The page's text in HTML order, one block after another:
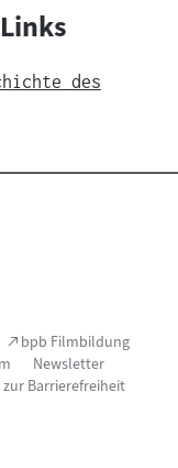
des
(Link
öffnet
im
neuen
bpb Filmbildung
Newsletter
Barrierefreiheit